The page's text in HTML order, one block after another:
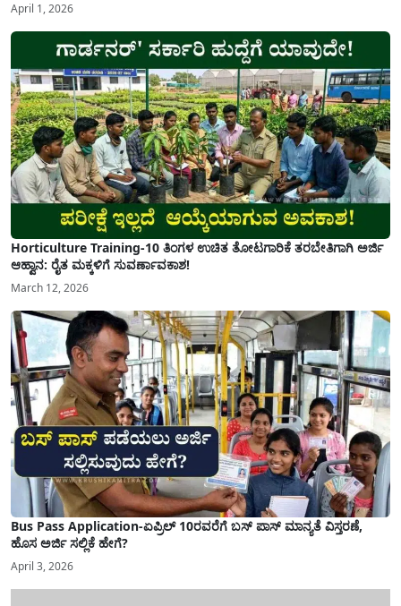
April 1, 2026
Horticulture Training-10 ತಿಂಗಳ ಉಚಿತ ತೋಟಗಾರಿಕೆ ತರಬೇತಿಗಾಗಿ ಅರ್ಜಿ
ಆಹ್ವಾನ: ರೈತ ಮಕ್ಕಳಿಗೆ ಸುವರ್ಣಾವಕಾಶ!
March 12, 2026
Bus Pass Application-ಏಪ್ರಿಲ್ 10ರವರೆಗೆ ಬಸ್ ಪಾಸ್ ಮಾನ್ಯತೆ ವಿಸ್ತರಣೆ,
ಹೊಸ ಅರ್ಜಿ ಸಲ್ಲಿಕೆ ಹೇಗೆ?
April 3, 2026